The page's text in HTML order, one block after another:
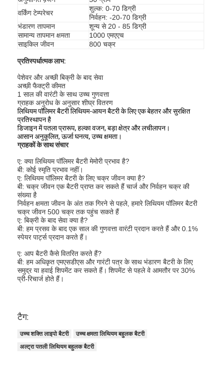
घर
उत्पादों
हमारे बारे में
कारखाना भ्रमण
गुणवत्ता नियंत्रण
संपर्क करें
वर्किंग टेम्परेचर
शुल्क: 0-70 डिग्री
निर्वहन: -20-70 डिग्री
भंडारण तापमान
शून्य से 20 - 85 डिग्री
सामान्य तापमान क्षमता
1000 एमएएच
साइकिल जीवन
800 चक्र
प्रतिस्पर्धात्मक लाभ:
पेशेवर और अच्छी बिक्री के बाद सेवा
अच्छी फैक्ट्री कीमत
1 साल की वारंटी के साथ उच्च गुणवत्ता
ग्राहक अनुरोध के अनुसार शीघ्र वितरण
लिथियम पॉलिमर बैटरी लिथियम-आयन बैटरी के लिए एक बेहतर और सुरक्षित
प्रतिस्थापन है
डिजाइन में पतला प्रारूप, हल्का वजन, बड़ा क्षेत्र और लचीलापन।
आसान अनुकूलित, ऊर्जा घनत्व, उच्च क्षमता।
ग्राहकों के साथ संचार
ए: क्या लिथियम पॉलिमर बैटरी मेमोरी प्रभाव है?
बी: कोई स्मृति प्रभाव नहीं।
ए: लिथियम पॉलिमर बैटरी के लिए चक्र जीवन क्या है?
बी: चक्र जीवन एक बैटरी प्राप्त कर सकते हैं चार्ज और निर्वहन चक्र की
संख्या है
निर्वहन क्षमता जीवन के अंत तक गिरने से पहले, हमारे लिथियम पॉलिमर बैटरी
चक्र जीवन 500 चक्र तक पहुंच सकते हैं
ए: बिक्री के बाद सेवा क्या है?
बी: हम प्रसव के बाद एक साल की गुणवत्ता वारंटी प्रदान करते हैं और 0.1%
स्पेयर पार्ट्स प्रदान करते हैं।
ए: आप बैटरी कैसे वितरित करते हैं?
बी: हम अधिकृत एमएसडीएस और गारंटी पत्र के साथ भंडारण बैटरी के लिए
समुद्र या हवाई शिपमेंट कर सकते हैं। शिपमेंट से पहले वे आमतौर पर 30%
प्री-रिचार्ज होते हैं।
टैग:
उच्च शक्ति लाइपो बैटरी
उच्च क्षमता लिथियम बहुलक बैटरी
अल्ट्रा पतली लिथियम बहुलक बैटरी